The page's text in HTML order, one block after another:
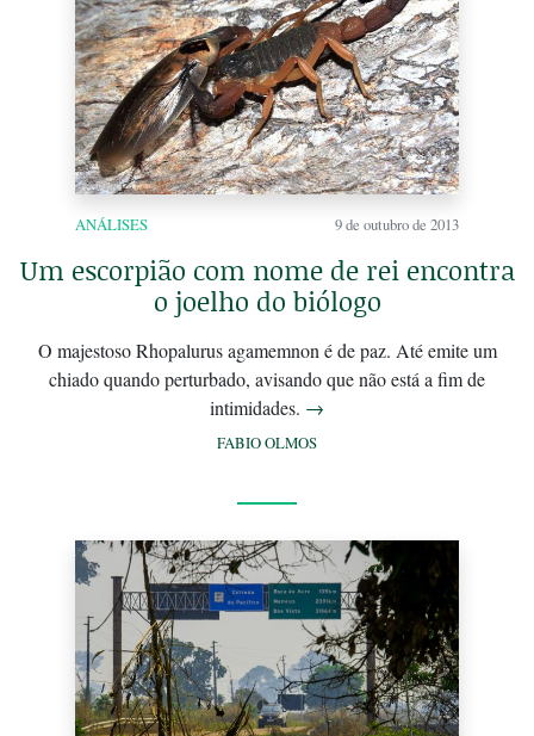
ANÁLISES 9 de outubro de 2013
Um escorpião com nome de rei encontra
o joelho do biólogo
O majestoso Rhopalurus agamemnon é de paz. Até emite um
chiado quando perturbado, avisando que não está a fim de
intimidades. →
FABIO OLMOS